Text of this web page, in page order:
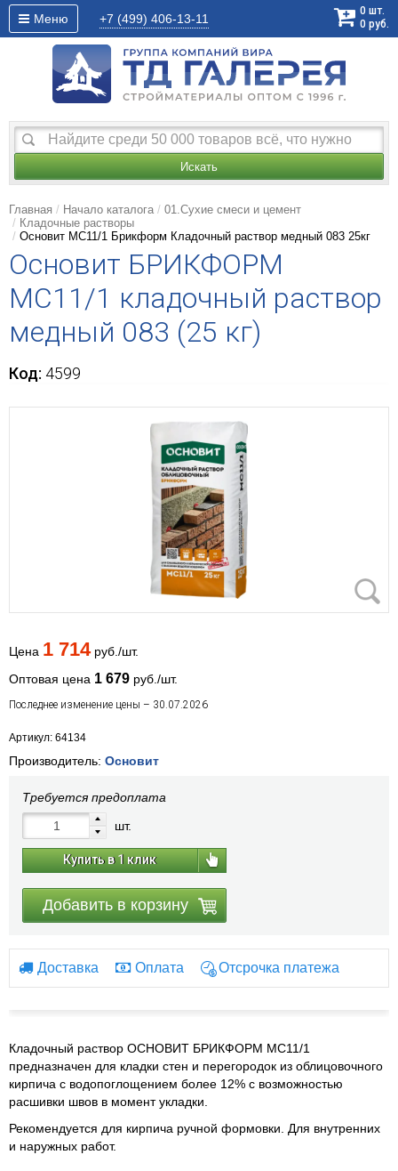
Меню +7 (499) 406-13-11
0 шт.
0 руб.
Искать
Главная Начало каталога
01.Сухие смеси и цемент
Кладочные растворы
Основит MC11/1 Брикформ Кладочный раствор медный 083 25кг
Основит БРИКФОРМ
MC11/1 кладочный раствор
медный 083 (25 кг)
Код: 4599
Цена 1 714руб./шт.
Оптовая цена 1 679 руб./шт.
Последнее изменение цены – 30.07.2026
Артикул: 64134
Производитель: Основит
Требуется предоплата
шт.
Купить в 1 клик
Добавить в корзину
Доставка Оплата Отсрочка платежа
Кладочный раствор ОСНОВИТ БРИКФОРМ МС11/1
предназначен для кладки стен и перегородок из облицовочного
кирпича с водопоглощением более 12% с возможностью
расшивки швов в момент укладки.
Рекомендуется для кирпича ручной формовки. Для внутренних
и наружных работ.